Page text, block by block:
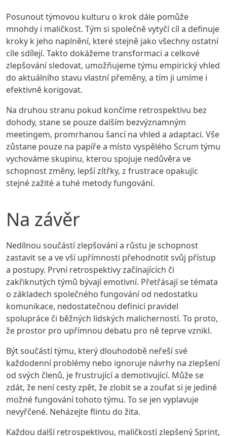
Posunout týmovou kulturu o krok dále pomůže
mnohdy i maličkost. Tým si společně vytyčí cíl a definuje
kroky k jeho naplnění, které stejně jako všechny ostatní
cíle sdílejí. Takto dokážeme transformaci a celkové
zlepšování sledovat, umožňujeme týmu empirický vhled
do aktuálního stavu vlastní přeměny, a tím ji umíme i
efektivně korigovat.
Na druhou stranu pokud končíme retrospektivu bez
dohody, stane se pouze dalším bezvýznamným
meetingem, promrhanou šancí na vhled a adaptaci. Vše
zůstane pouze na papíře a místo vyspělého Scrum týmu
vychováme skupinu, kterou spojuje nedůvěra ve
schopnost změny, lepší zítřky, z frustrace opakujíc
stejné zažité a tuhé metody fungování.
Na závěr
Nedílnou součástí zlepšování a růstu je schopnost
zastavit se a ve vší upřímnosti přehodnotit svůj přístup
a postupy. První retrospektivy začínajících či
zakřiknutých týmů bývají emotivní. Přetřásají se témata
o základech společného fungování od nedostatku
komunikace, nedostatečnou definicí pravidel
spolupráce či běžných lidských malicherností. To proto,
že prostor pro upřímnou debatu pro ně teprve vznikl.
Být součástí týmu, který dlouhodobě neřeší své
každodenní problémy nebo ignoruje návrhy na zlepšení
od svých členů, je frustrující a demotivující. Může se
zdát, že není cesty zpět, že zlobit se a zoufat si je jediné
možné fungování tohoto týmu. To se jen vyplavuje
nevyřčené. Neházejte flintu do žita.
Každou další retrospektivou, maličkostí zlepšený Sprint,